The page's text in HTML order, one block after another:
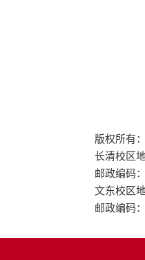
版权所有
长清校区
邮政编码
文东校区
邮政编码